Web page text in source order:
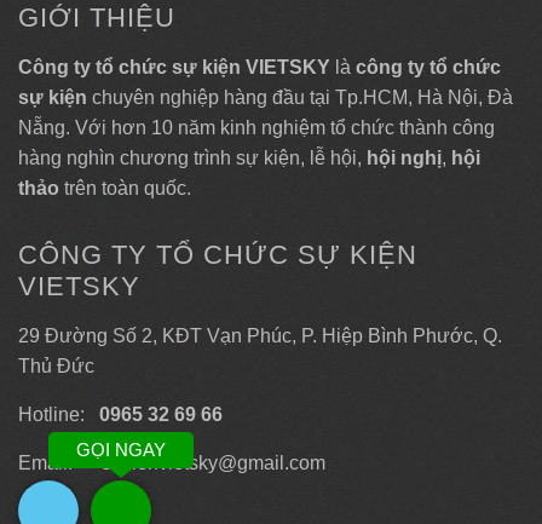
GIỚI THIỆU
Công ty tổ chức sự kiện VIETSKY là công ty tổ chức
sự kiện chuyên nghiệp hàng đầu tại Tp.HCM, Hà Nội, Đà
Nẵng. Với hơn 10 năm kinh nghiệm tổ chức thành công
hàng nghìn chương trình sự kiện, lễ hội, hội nghị, hội
thảo trên toàn quốc.
CÔNG TY TỔ CHỨC SỰ KIỆN
VIETSKY
29 Đường Số 2, KĐT Vạn Phúc, P. Hiệp Bình Phước, Q.
Thủ Đức
Hotline: 0965 32 69 66
Email: sukienvietsky@gmail.com
GỌI NGAY